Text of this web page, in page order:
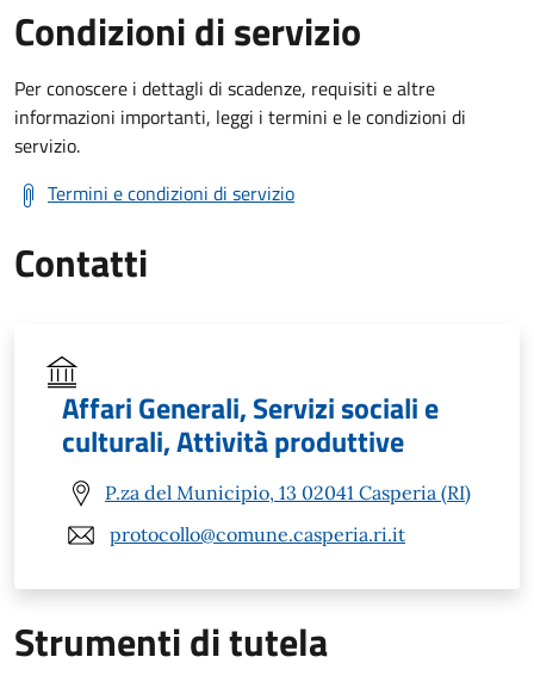
Condizioni di servizio
Per conoscere i dettagli di scadenze, requisiti e altre
informazioni importanti, leggi i termini e le condizioni di
servizio.
Termini e condizioni di servizio
Contatti
Affari Generali, Servizi sociali e
culturali, Attività produttive
P.za del Municipio, 13 02041 Casperia (RI)
protocollo@comune.casperia.ri.it
Strumenti di tutela